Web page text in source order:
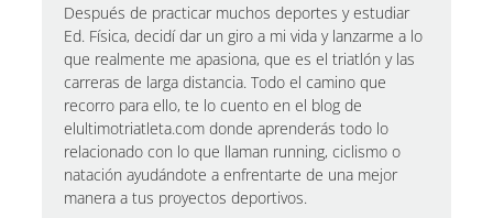
Después de practicar muchos deportes y estudiar
Ed. Física, decidí dar un giro a mi vida y lanzarme a lo
que realmente me apasiona, que es el triatlón y las
carreras de larga distancia. Todo el camino que
recorro para ello, te lo cuento en el blog de
elultimotriatleta.com donde aprenderás todo lo
relacionado con lo que llaman running, ciclismo o
natación ayudándote a enfrentarte de una mejor
manera a tus proyectos deportivos.